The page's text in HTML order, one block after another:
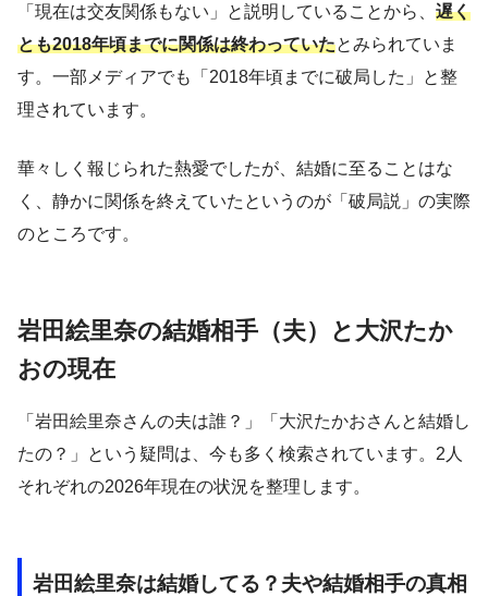
「現在は交友関係もない」と説明していることから、 遅く
とも2018年頃までに関係は終わっていたとみられていま
す。一部メディアでも「2018年頃までに破局した」と整
理されています。
華々しく報じられた熱愛でしたが、結婚に至ることはな
く、静かに関係を終えていたというのが「破局説」の実際
のところです。
岩田絵里奈の結婚相手（夫）と大沢たか
おの現在
「岩田絵里奈さんの夫は誰？」「大沢たかおさんと結婚し
たの？」という疑問は、今も多く検索されています。2人
それぞれの2026年現在の状況を整理します。
岩田絵里奈は結婚してる？夫や結婚相手の真相